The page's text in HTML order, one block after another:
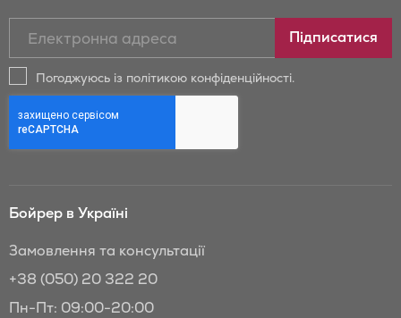
новини
та
Бойрер:
Підписатися
Погоджуюсь із політикою конфіденційності.
Бойрер в Україні
Замовлення та консультації
+38 (050) 20 322 20
Пн-Пт: 09:00-20:00